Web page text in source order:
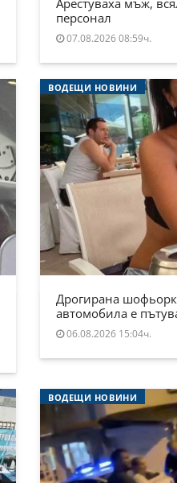
персонал
07.08.2026 08:59ч.
ВОДЕЩИ НОВИНИ
Дрогирана
автомобила е
06.08.2026 15:04ч.
ВОДЕЩИ НОВИНИ